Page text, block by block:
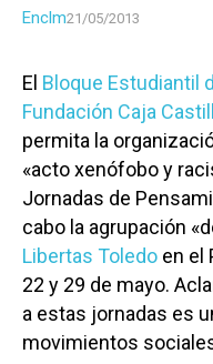
Enclm21/05/2013
El Bloque Estudiantil
Fundación Caja
permita la
«acto xenófobo y
Jornadas de
cabo la agrupación
Libertas Toledo en el
22 y 29 de mayo.
a estas jornadas es
movimientos